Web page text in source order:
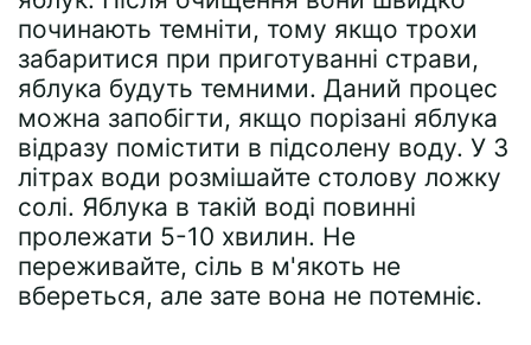
починають темніти, тому якщо трохи
забаритися при приготуванні страви,
яблука будуть темними. Даний процес
можна запобігти, якщо порізані яблука
відразу помістити в підсолену воду. У 3
літрах води розмішайте столову ложку
солі. Яблука в такій воді повинні
пролежати 5-10 хвилин. Не
переживайте, сіль в м'якоть не
вбереться, але зате вона не потемніє.